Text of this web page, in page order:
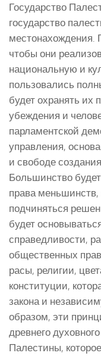
Государство
государство
местонахождения.
чтобы они
национальную и
пользовались
будет охранять их
убеждения и
парламентской
управления,
и свободе
Большинство
права
подчиняться
будет
справедливости,
общественных
расы, религии,
конституции,
закона и
образом, эти
древнего
Палестины,